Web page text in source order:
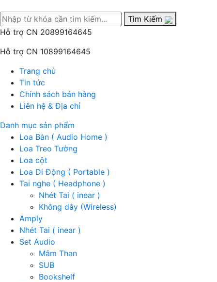
Tìm Kiếm
Hỗ trợ CN 20899164645
Hỗ trợ CN 10899164645
Trang chủ
Tin tức
Chính sách bán hàng
Liên hệ & Địa chỉ
Danh mục sản phẩm
Loa Bàn ( Audio Home )
Loa Treo Tường
Loa cột
Loa Di Động ( Portable )
Tai nghe ( Headphone )
Nhét Tai ( inear )
Không dây (Wireless)
Amply
Nhét Tai ( inear )
Set Audio
Mâm Than
SUB
Bookshelf